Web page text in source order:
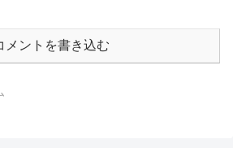
メントを書き込む